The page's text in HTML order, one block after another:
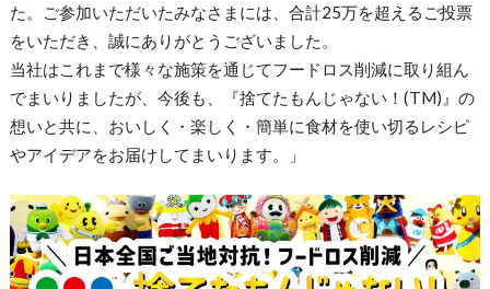
た。ご参加いただいたみなさまには、合計25万を超えるご投票
をいただき、誠にありがとうございました。
当社はこれまで様々な施策を通じてフードロス削減に取り組ん
でまいりましたが、今後も、『捨てたもんじゃない！(TM)』の
想いと共に、おいしく・楽しく・簡単に食材を使い切るレシピ
やアイデアをお届けしてまいります。」